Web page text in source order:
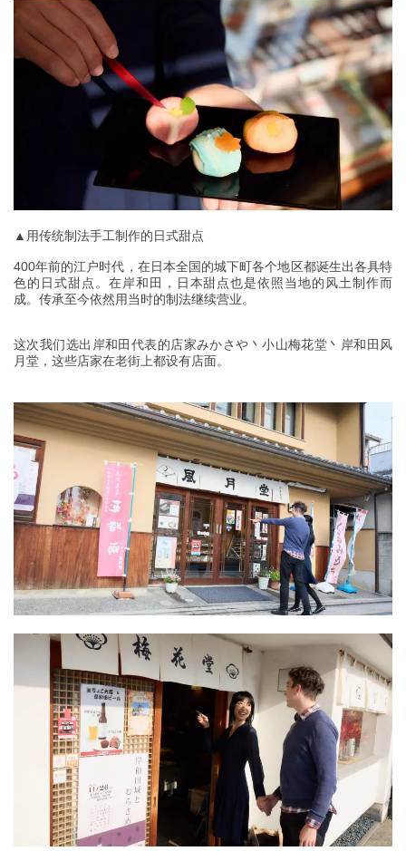
▲用传统制法手工制作的日式甜点
400年前的江户时代，在日本全国的城下町各个地区都诞生出各具特
色的日式甜点。在岸和田，日本甜点也是依照当地的风土制作而
成。传承至今依然用当时的制法继续营业。
这次我们选出岸和田代表的店家みかさや丶小山梅花堂丶岸和田风
月堂，这些店家在老街上都设有店面。